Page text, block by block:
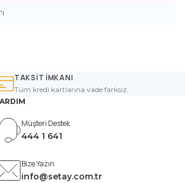
TAKSİT İMKANI
Tüm kredi kartlarına vade farksız.
Müşteri Destek
444 1 641
Bize Yazın
info@setay.com.tr